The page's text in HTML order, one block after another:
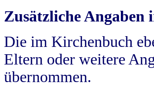
Zusätzliche Angaben
Die im Kirchenbuch
Eltern oder weitere
übernommen.